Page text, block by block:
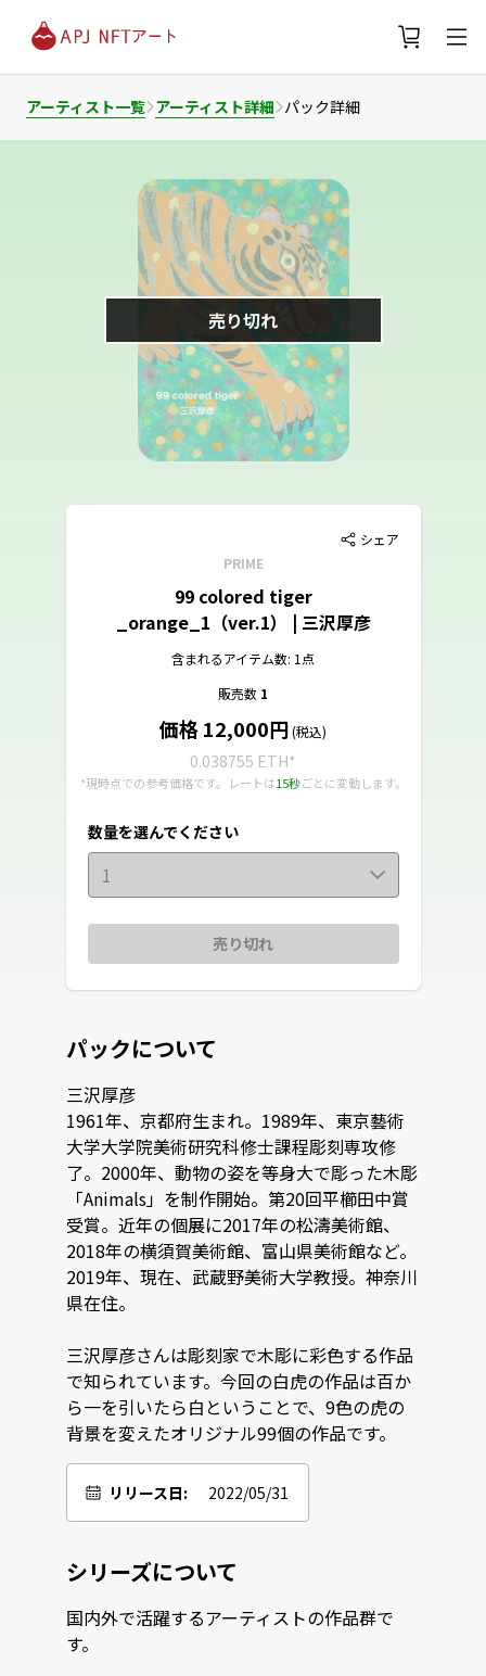
アーティスト一覧 アーティスト詳細 パック詳細
売り切れ
シェア
PRIME
99 colored tiger
_orange_1（ver.1） | 三沢厚彦
含まれるアイテム数: 1点
販売数 1
価格 12,000円(税込)
0.038755 ETH*
*現時点での参考価格です。レートは15秒ごとに変動します。
数量を選んでください
1
売り切れ
パックについて
三沢厚彦
1961年、京都府生まれ。1989年、東京藝術
大学大学院美術研究科修士課程彫刻専攻修
了。2000年、動物の姿を等身大で彫った木彫
「Animals」を制作開始。第20回平櫛田中賞
受賞。近年の個展に2017年の松濤美術館、
2018年の横須賀美術館、富山県美術館など。
2019年、現在、武蔵野美術大学教授。神奈川
県在住。
三沢厚彦さんは彫刻家で木彫に彩色する作品
で知られています。今回の白虎の作品は百か
ら一を引いたら白ということで、9色の虎の
背景を変えたオリジナル99個の作品です。
リリース日: 2022/05/31
シリーズについて
国内外で活躍するアーティストの作品群で
す。